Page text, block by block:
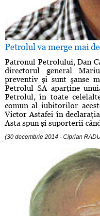
Petrolul va merge mai
Patronul Petrolului, Dan
directorul general
preventiv şi sunt şanse
Petrolul SA aparţine
Petrolul, în toate
comun al iubitorilor
Victor Astafei în
Asta spun şi suporterii
(30 decembrie 2014 - Ciprian